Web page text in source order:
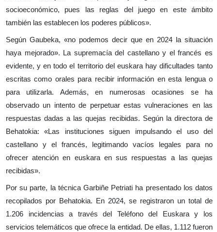
socioeconómico, pues las reglas del juego en este ámbito
también las establecen los poderes públicos».
Según Gaubeka, «no podemos decir que en 2024 la situación
haya mejorado». La supremacía del castellano y el francés es
evidente, y en todo el territorio del euskara hay dificultades tanto
escritas como orales para recibir información en esta lengua o
para utilizarla. Además, en numerosas ocasiones se ha
observado un intento de perpetuar estas vulneraciones en las
respuestas dadas a las quejas recibidas. Según la directora de
Behatokia:«Las instituciones siguen impulsando el uso del
castellano y el francés, legitimando vacíos legales para no
ofrecer atención en euskara en sus respuestas a las quejas
recibidas».
Por su parte, la técnica Garbiñe Petriati ha presentado los datos
recopilados por Behatokia. En 2024, se registraron un total de
1.206 incidencias a través del Teléfono del Euskara y los
servicios telemáticos que ofrece la entidad. De ellas, 1.112 fueron